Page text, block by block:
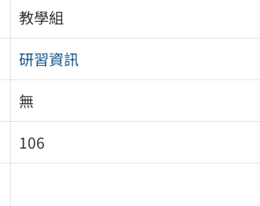
教學組
研習資訊
無
106